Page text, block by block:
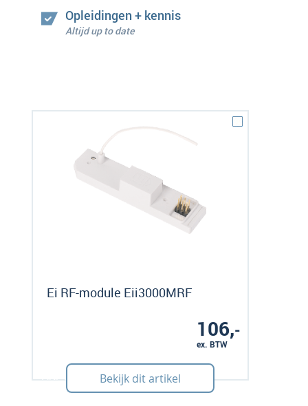
Opleidingen + kennis
Altijd up to date
Ei RF-module Eii3000MRF
106,-
ex. BTW
Art: 425130 Bekijk dit artikel